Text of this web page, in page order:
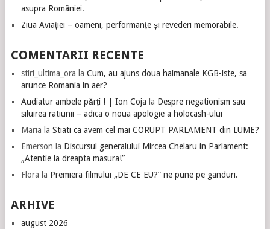
asupra României.
Ziua Aviației – oameni, performanțe și revederi memorabile.
COMENTARII RECENTE
stiri_ultima_ora la Cum, au ajuns doua haimanale KGB-iste, sa
arunce Romania in aer?
Audiatur ambele părți ! | Ion Coja la Despre negationism sau
siluirea ratiunii – adica o noua apologie a holocash-ului
Maria la Stiati ca avem cel mai CORUPT PARLAMENT din LUME?
Emerson la Discursul generalului Mircea Chelaru in Parlament:
„Atentie la dreapta masura!”
Flora la Premiera filmului „DE CE EU?” ne pune pe ganduri.
ARHIVE
august 2026